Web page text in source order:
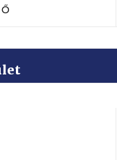
CIKK: KÉPEK A